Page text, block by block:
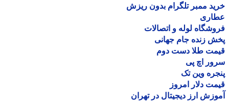
ممبر تلگرام بدون ریزش
لوله و اتصالات
زنده جام جهانی
طلا دست دوم
اچ پی
وین تک
دلار امروز
ارز دیجیتال در تهران